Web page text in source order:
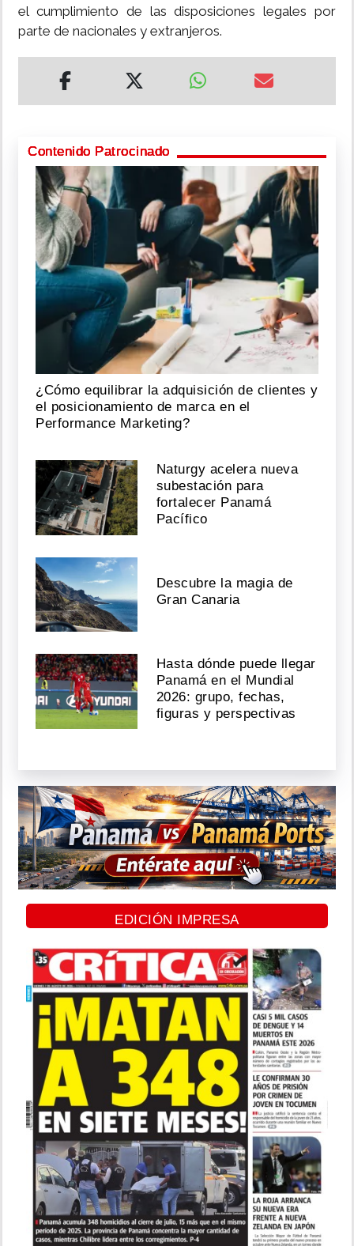
el cumplimiento de las disposiciones legales por
parte de nacionales y extranjeros.
Contenido Patrocinado
¿Cómo equilibrar la adquisición de clientes y
el posicionamiento de marca en el
Performance Marketing?
Naturgy acelera nueva
subestación para
fortalecer Panamá
Pacífico
Descubre la magia de
Gran Canaria
Hasta dónde puede llegar
Panamá en el Mundial
2026: grupo, fechas,
figuras y perspectivas
EDICIÓN IMPRESA